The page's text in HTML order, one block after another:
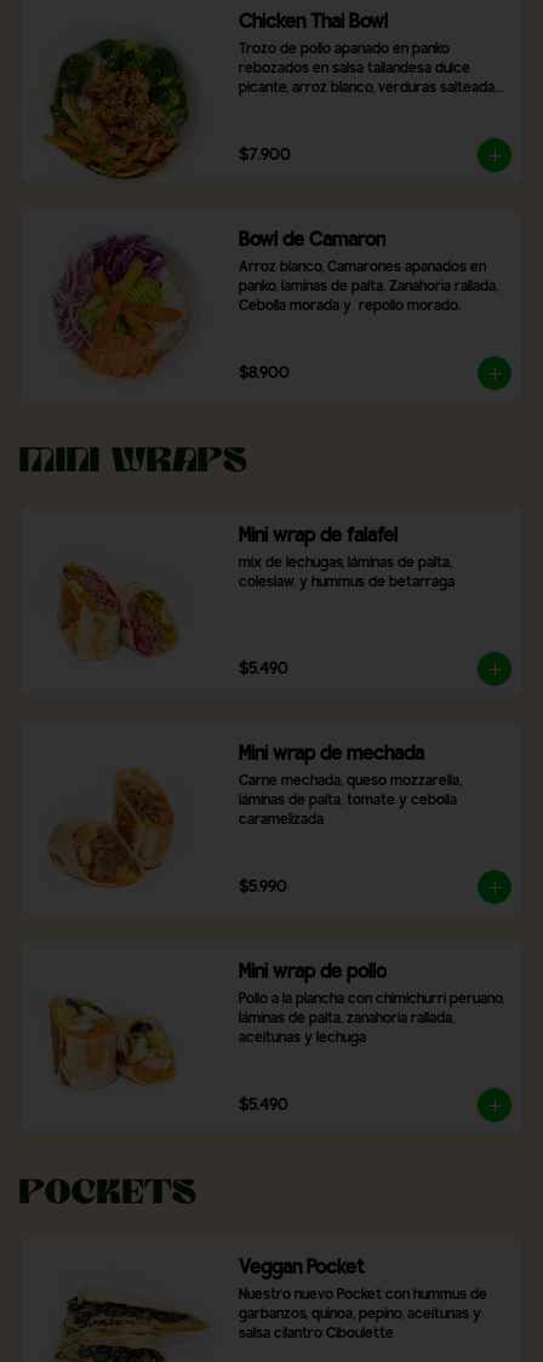
Chicken Thai Bowl
Trozo de pollo apanado en panko
rebozados en salsa tailandesa dulce
picante, arroz blanco, verduras salteadas,
$7.900
Bowl de Camaron
Arroz blanco, Camarones apanados en
panko, laminas de palta, Zanahoria rallada,
Cebolla morada y  repollo morado.
$8.900
Mini Wraps
Mini wrap de falafel
mix de lechugas, láminas de palta,
coleslaw, y hummus de betarraga
$5.490
Mini wrap de mechada
Carne mechada, queso mozzarella,
láminas de palta, tomate y cebolla
caramelizada
$5.990
Mini wrap de pollo
Pollo a la plancha con chimichurri peruano,
láminas de palta, zanahoria rallada,
aceitunas y lechuga
$5.490
Pockets
Veggan Pocket
Nuestro nuevo Pocket con hummus de
garbanzos, quinoa, pepino, aceitunas y
salsa cilantro Ciboulette